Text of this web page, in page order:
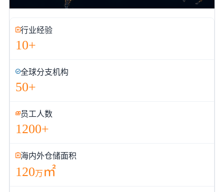
行业经验
10+
全球分支机构
50+
员工人数
1200+
海内外仓储面积
120万㎡